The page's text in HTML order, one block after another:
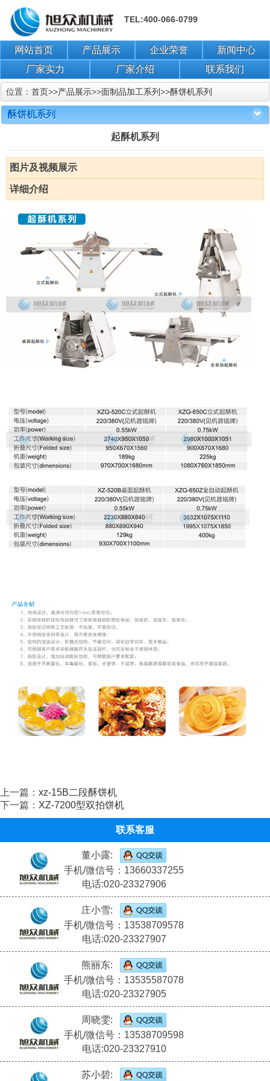
TEL:400-066-0799
网站首页 产品展示 企业荣誉
新闻中心
厂家实力
厂家介绍 联系我们
位置： 首页>>产品展示>>面制品加工系列>>酥饼机系列
酥饼机系列
起酥机系列
图片及视频展示
详细介绍
上一篇： xz-15B二段酥饼机
下一篇： XZ-7200型双拍饼机
联系客服
董小露:
手机/微信号：13660337255
电话:020-23327906
庄小雪:
手机/微信号：13538709578
电话:020-23327907
熊丽东:
手机/微信号：13535587078
电话:020-23327905
周晓雯:
手机/微信号：13538709598
电话:020-23327910
苏小碧: